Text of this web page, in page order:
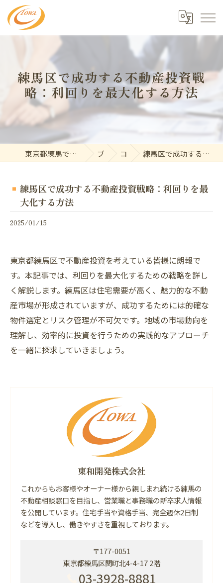
練馬区で成功する不動産投資戦
略：利回りを最大化する方法
東京都練馬で不動産の求人なら東和開発株式会社 ブログ コラム 練馬区で成功する不動産投資戦略：利回りを最大化する方法
練馬区で成功する不動産投資戦略：利回りを最
大化する方法
2025/01/15
東京都練馬区で不動産投資を考えている皆様に朗報で
す。本記事では、利回りを最大化するための戦略を詳し
く解説します。練馬区は住宅需要が高く、魅力的な不動
産市場が形成されていますが、成功するためには的確な
物件選定とリスク管理が不可欠です。地域の市場動向を
理解し、効率的に投資を行うための実践的なアプローチ
を一緒に探求していきましょう。
東和開発株式会社
これからもお客様やオーナー様から親しまれ続ける練馬の
不動産相談窓口を目指し、営業職と事務職の新卒求人情報
を公開しています。住宅手当や資格手当、完全週休2日制
などを導入し、働きやすさを重視しております。
〒177-0051
東京都練馬区関町北4-4-17 2階
03-3928-8881